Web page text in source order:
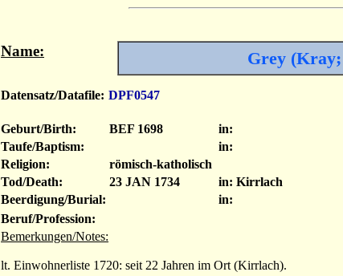
Name: Grey
Datensatz/Datafile: DPF0547
Geburt/Birth: BEF 1698
in:
Taufe/Baptism:
in:
Religion:
römisch-katholisch
Tod/Death:
23 JAN 1734
in: Kirrlach
Beerdigung/Burial:
in:
Beruf/Profession:
Bemerkungen/Notes:
lt. Einwohnerliste 1720: seit 22 Jahren im Ort (Kirrlach).